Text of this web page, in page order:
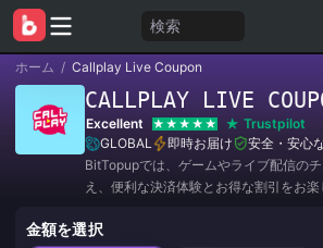
検索
ホーム / Callplay Live Coupon
CALLPLAY LIVE
Excellent
Trustpilot
GLOBAL
即時お届け
安全・安心
BitTopupでは、ゲームやライブ配信の
え、便利な決済体験とお得な割引をお楽
金額を選択